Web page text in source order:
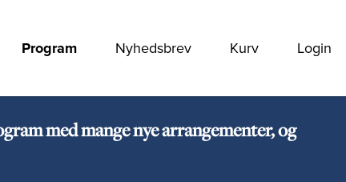
Program Nyhedsbrev Kurv Login
med mange nye arrangementer, og